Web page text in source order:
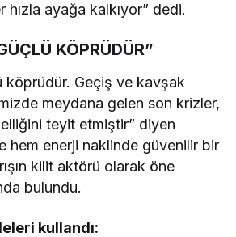
ayağa kalkıyor” dedi.
KÖPRÜDÜR”
köprüdür. Geçiş ve kavşak
meydana gelen son krizler,
teyit etmiştir” diyen
hem enerji naklinde güvenilir bir
kilit aktörü olarak öne
bulundu.
kullandı: